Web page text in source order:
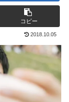
コピー
2018.10.05